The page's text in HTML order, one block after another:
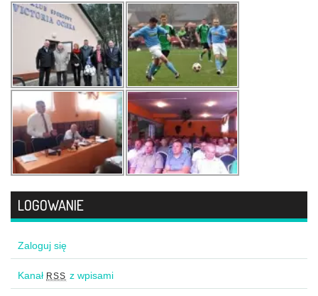
LOGOWANIE
Zaloguj się
Kanał RSS z wpisami